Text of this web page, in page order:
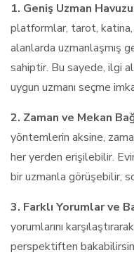
1. Geniş Uzman
platformlar, tarot, katina,
alanlarda uzmanlaşmış
sahiptir. Bu sayede, ilgi
uygun uzmanı seçme
2. Zaman ve Mekan
yöntemlerin aksine,
her yerden erişilebilir.
bir uzmanla görüşebilir,
3. Farklı Yorumlar ve
yorumlarını
perspektiften